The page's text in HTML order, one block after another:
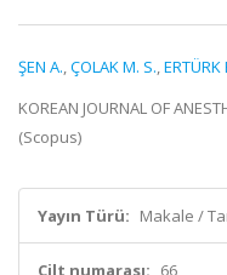
ŞEN A.,ÇOLAK M. S.,ERTÜRK
KOREAN JOURNAL OF
(Scopus)
Yayın Türü: Makale /
Cilt numarası: 66